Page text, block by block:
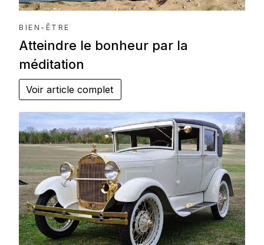
BIEN-ÊTRE
Atteindre le bonheur par la
méditation
Voir article complet